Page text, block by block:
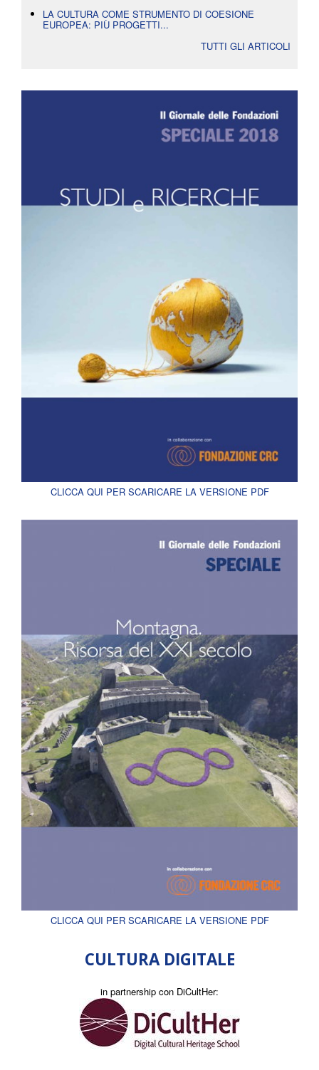
LA CULTURA COME STRUMENTO DI COESIONE
EUROPEA: PIÙ PROGETTI...
TUTTI GLI ARTICOLI
CLICCA QUI PER SCARICARE LA VERSIONE PDF
CLICCA QUI PER SCARICARE LA VERSIONE PDF
CULTURA DIGITALE
in partnership con DiCultHer: